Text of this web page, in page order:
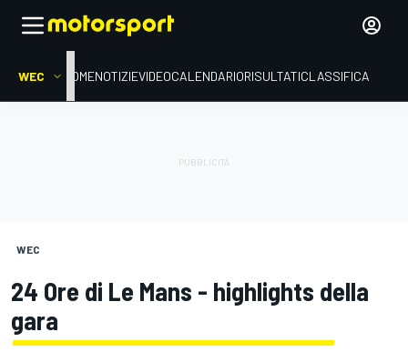
WEC HOMENOTIZIEVIDEOCALENDARIORISULTATICLASSIFICA
WEC
24 Ore di Le Mans - highlights della
gara